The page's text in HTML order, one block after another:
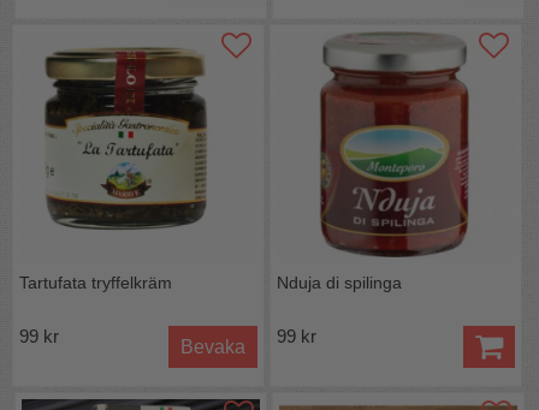
Tartufata tryffelkräm
99 kr
Bevaka
Nduja di spilinga
99 kr